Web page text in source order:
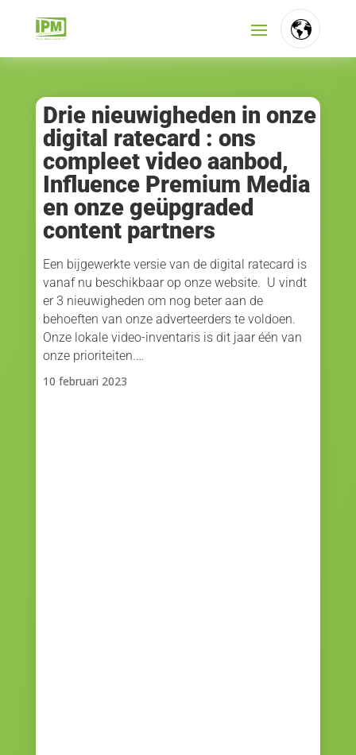
NL
Drie nieuwigheden in onze
digital ratecard : ons
compleet video aanbod,
Influence Premium Media
en onze geüpgraded
content partners
Een bijgewerkte versie van de digital ratecard is
vanaf nu beschikbaar op onze website. U vindt
er 3 nieuwigheden om nog beter aan de
behoeften van onze adverteerders te voldoen.
Onze lokale video-inventaris is dit jaar één van
onze prioriteiten.…
10 februari 2023